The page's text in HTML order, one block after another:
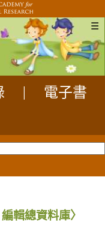
☰
電子書
輯總資料庫〉